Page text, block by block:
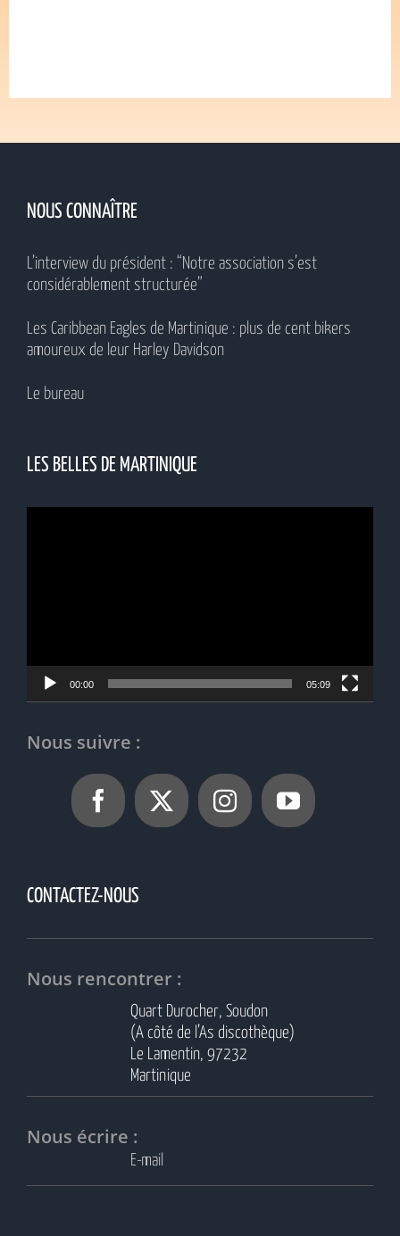
NOUS CONNAÎTRE
L’interview du président : “Notre association s’est
considérablement structurée”
Les Caribbean Eagles de Martinique : plus de cent bikers
amoureux de leur Harley Davidson
Le bureau
LES BELLES DE MARTINIQUE
00:00 05:09
Nous suivre :
CONTACTEZ-NOUS
Nous rencontrer :
Quart Durocher, Soudon
(A côté de l’As discothèque)
Le Lamentin, 97232
Martinique
Nous écrire :
E-mail